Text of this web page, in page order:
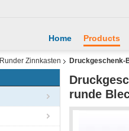
Home Products
Runder Zinnkasten Druckgeschenk-
runde